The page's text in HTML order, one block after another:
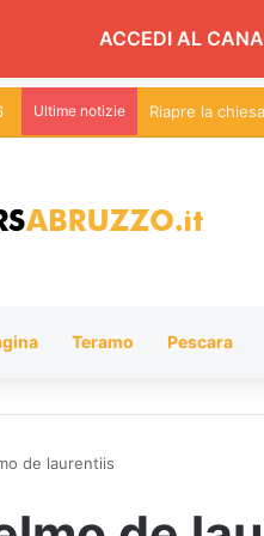
ACCEDI AL
Ultime notizie Alba
Teramo Pescara
de laurentiis